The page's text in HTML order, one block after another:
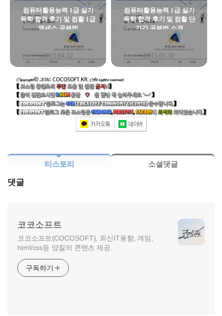
컴퓨터활용능력 1급 실기
독학 합격 후기 및 컴활 1급
엑세스 공부법
2015.04.22
컴퓨터활용능력 1급 실기
독학 합격 후기 및 컴활 단
기간 공부법 소개
2015.01.30
티스토리 소셜댓글
댓글
코코소프트
코코소프트(COCOSOFT), 최신IT동향, 게임,
html/css등 양질의 콘텐츠 제공.
구독하기